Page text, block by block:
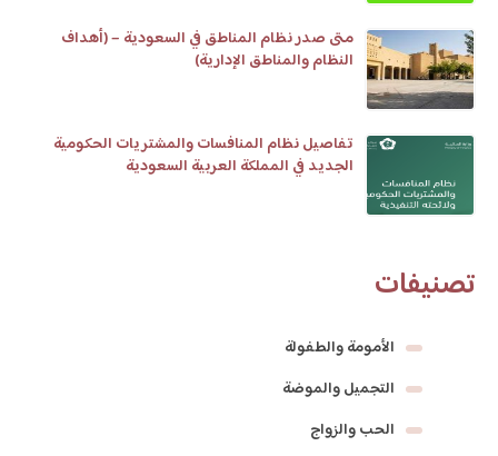
متى صدر نظام المناطق في السعودية – (أهداف
النظام والمناطق الإدارية)
تفاصيل نظام المنافسات والمشتريات الحكومية
الجديد في المملكة العربية السعودية
تصنيفات
الأمومة والطفولة
التجميل والموضة
الحب والزواج